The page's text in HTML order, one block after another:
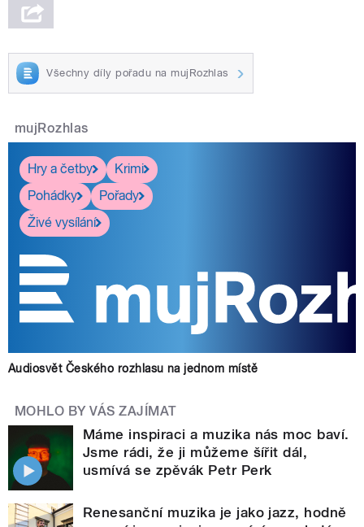
Všechny díly pořadu na mujRozhlas
mujRozhlas
Hry a četby
Krimi
Pohádky
Pořady
Živé vysílání
Audiosvět Českého rozhlasu na jednom místě
MOHLO BY VÁS ZAJÍMAT
Máme inspiraci a muzika nás moc baví.
Jsme rádi, že ji můžeme šířit dál,
usmívá se zpěvák Petr Perk
Renesanční muzika je jako jazz, hodně